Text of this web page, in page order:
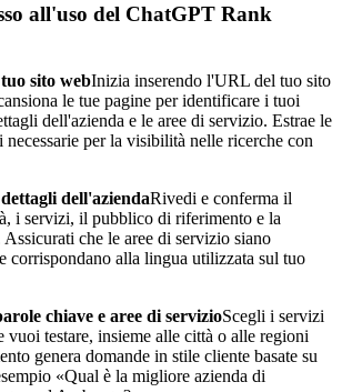
all'uso del ChatGPT Rank
sito webInizia inserendo l'URL del tuo sito
le tue pagine per identificare i tuoi
dell'azienda e le aree di servizio. Estrae le
per la visibilità nelle ricerche con
dell'aziendaRivedi e conferma il
i servizi, il pubblico di riferimento e la
che le aree di servizio siano
corrispondano alla lingua utilizzata sul tuo
chiave e aree di servizioScegli i servizi
vuoi testare, insieme alle città o alle regioni
genera domande in stile cliente basate su
«Qual è la migliore azienda di